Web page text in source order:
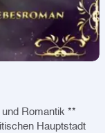
Romantik **
Hauptstadt